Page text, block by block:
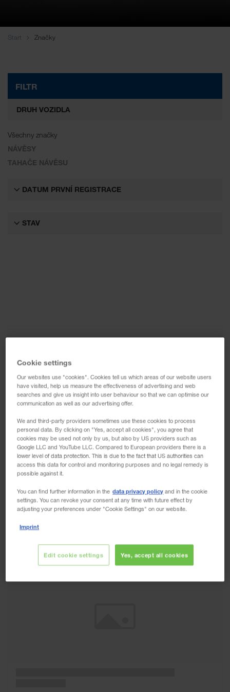
WALTER LEASING GmbH
Start Značky
FILTR
DRUH VOZIDLA
Všechny značky
NÁVĚSY
TAHAČE NÁVĚSU
DATUM PRVNÍ REGISTRACE
STAV
Cookie settings
Our websites use "cookies". Cookies tell us which areas of our website users
have visited, help us measure the effectiveness of advertising and web
searches and give us insight into user behaviour so that we can optimise our
communication as well as our advertising offer.
We and third-party providers sometimes use these cookies to process
personal data. By clicking on "Yes, accept all cookies", you agree that
cookies may be used not only by us, but also by US providers such as
Google LLC and YouTube LLC. Compared to European providers there is a
lower level of data protection. This is due to the fact that US authorities can
access this data for control and monitoring purposes and no legal remedy is
possible against it.
You can find further information in the data privacy policy and in the cookie
settings. You can revoke your consent at any time with future effect by
adjusting your preferences under "Cookie Settings" on our website.
Imprint
Yes, accept all cookies
Edit cookie settings